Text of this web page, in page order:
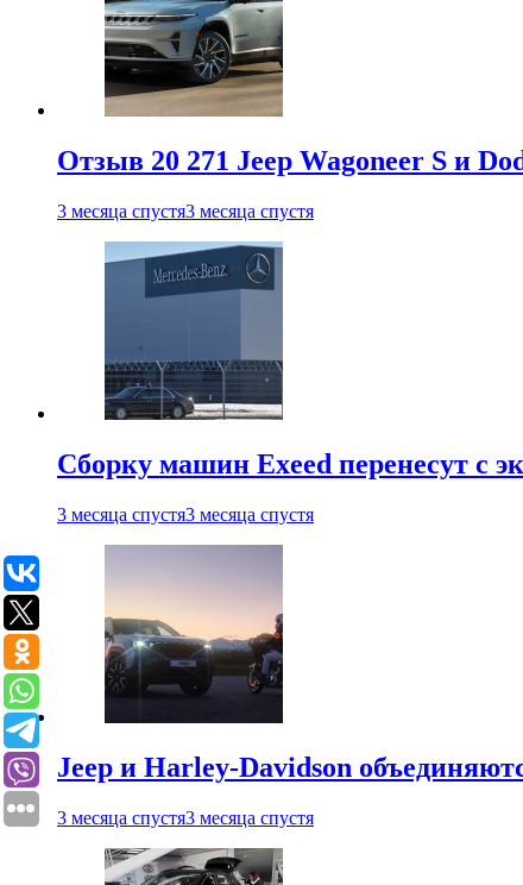
Отзыв 20 271 Jeep Wagoneer S и
3 месяца спустя3 месяца спустя
Сборку машин Exeed перенесут с
3 месяца спустя3 месяца спустя
Jeep и Harley-Davidson
3 месяца спустя3 месяца спустя